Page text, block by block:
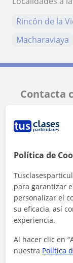
Rincón de la
Macharaviaya
Contacta
Tarifa
Política de
para garantizar
personalizar el
su eficacia, así
experiencia.
Al hacer clic en
nuestra Política